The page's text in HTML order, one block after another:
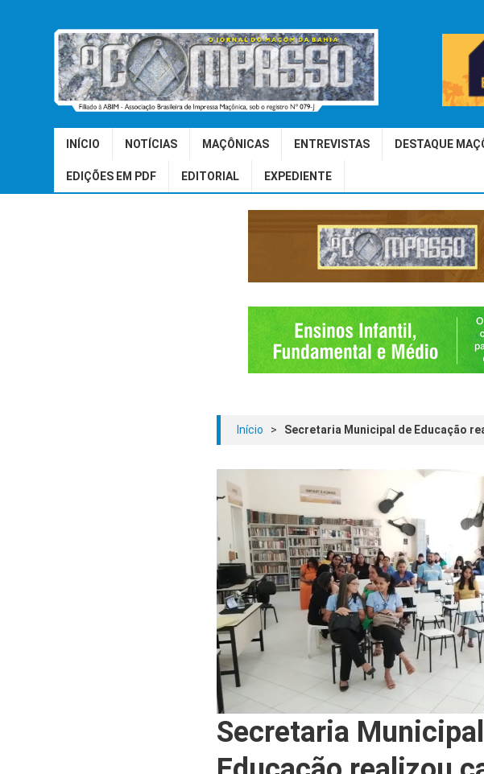
INÍCIO NOTÍCIAS MAÇÔNICAS ENTREVISTAS DESTAQUE
EDIÇÕES EM PDF EDITORIAL EXPEDIENTE
Início > Secretaria Municipal de Educação
Secretaria